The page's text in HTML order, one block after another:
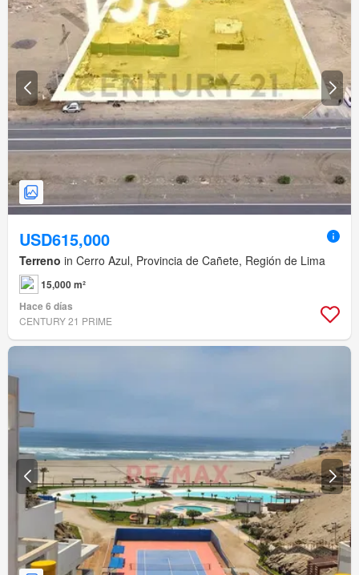
USD615,000
Terreno in Cerro Azul, Provincia de Cañete, Región de Lima
15,000 m²
Hace 6 días
CENTURY 21 PRIME